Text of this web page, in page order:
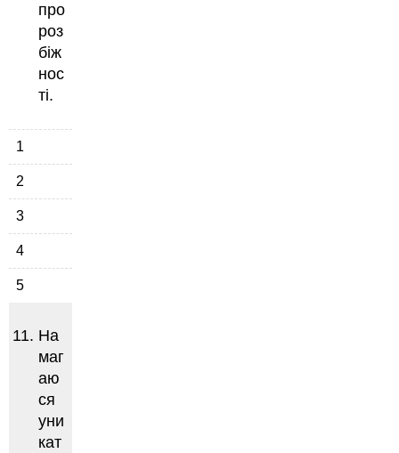
про
роз
біж
нос
ті.
1
2
3
4
5
На
маг
аю
ся
уни
кат